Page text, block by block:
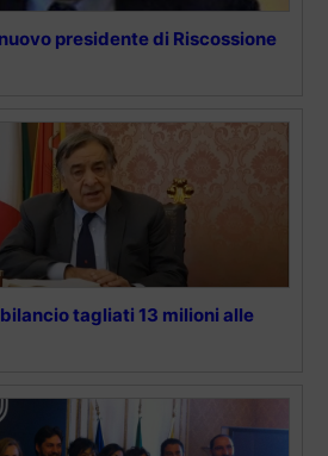
presidente di Riscossione
tagliati 13 milioni alle